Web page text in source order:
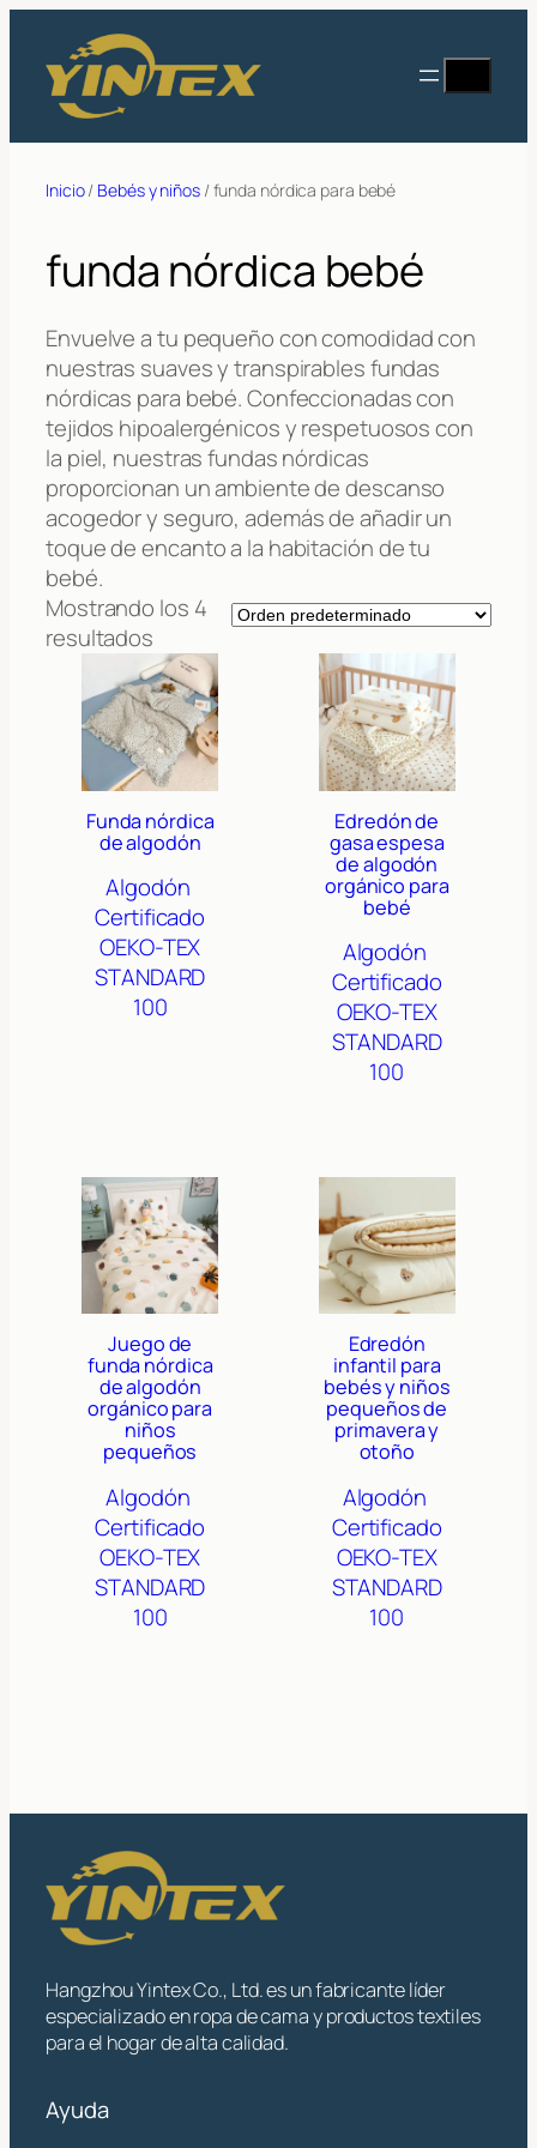
contenido
en
Inicio/ Bebés y niños/ funda nórdica para bebé
funda nórdica bebé
Envuelve a tu pequeño con comodidad con
nuestras suaves y transpirables fundas
nórdicas para bebé. Confeccionadas con
tejidos hipoalergénicos y respetuosos con
la piel, nuestras fundas nórdicas
proporcionan un ambiente de descanso
acogedor y seguro, además de añadir un
toque de encanto a la habitación de tu
bebé.
Mostrando los 4
resultados
Funda nórdica
de algodón
Algodón
Certificado
OEKO-TEX
STANDARD
100
Edredón de
gasa espesa
de algodón
orgánico para
bebé
Algodón
Certificado
OEKO-TEX
STANDARD
100
Juego de
funda nórdica
de algodón
orgánico para
niños
pequeños
Algodón
Certificado
OEKO-TEX
STANDARD
100
Edredón
infantil para
bebés y niños
pequeños de
primavera y
otoño
Algodón
Certificado
OEKO-TEX
STANDARD
100
Hangzhou Yintex Co., Ltd. es un fabricante líder
especializado en ropa de cama y productos textiles
para el hogar de alta calidad.
Ayuda